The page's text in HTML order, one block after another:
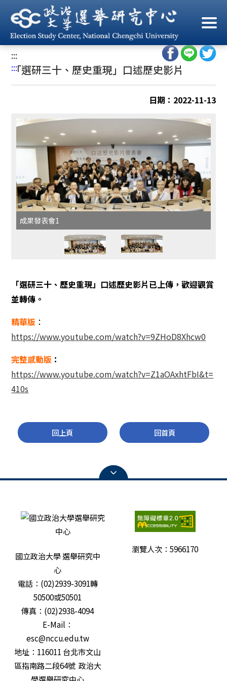
到
主
要
內
容
首頁/ 關於選研/ 「選研三十、歷史重現」
:::
:::
「選研三十、歷史重現」口述歷史影片
日期：2022-11-13
成果發表會1
「選研三十、歷史重現」口述歷史影片已上傳，歡迎觀賞
並轉傳。
精華版 ：
https://www.youtube.com/watch?v=9ZHoD8Xhcw0
完整感動版 ：
https://www.youtube.com/watch?v=Z1aOAxhtFbI&t=
410s
回上頁 回首頁
國立政治大學 選舉研究中
心
電話：(02)2939-3091轉
50500或50501
傳真：(02)2938-4094
E-Mail：
esc@nccu.edu.tw
地址：116011 台北市文山
區指南路二段64號 政治大
瀏覽人次：5966170